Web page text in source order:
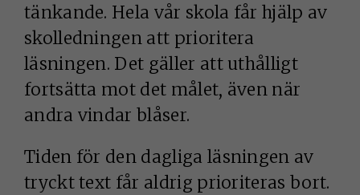
tänkande. Hela vår skola får hjälp av
skolledningen att prioritera
läsningen. Det gäller att uthålligt
fortsätta mot det målet, även när
andra vindar blåser.
Tiden för den dagliga läsningen av
tryckt text får aldrig prioriteras bort.
på webben, som
till exempel
sidnavigering.
De behövs för
att
ska fungera och
de går inte att